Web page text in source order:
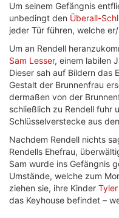
Um seinem Gefängnis
unbedingt den Überall-
jeder Tür führen, welche
Um an Rendell
Sam Lesser, einem labilen
Dieser sah auf Bildern das
Gestalt der Brunnenfrau
dermaßen von der
schließlich zu Rendell fuhr
Schlüsselverstecke aus
Nachdem Rendell nichts
Rendells Ehefrau,
Sam wurde ins Gefängnis
Umstände, welche zum
ziehen sie, ihre Kinder Tyler
das Keyhouse befindet –